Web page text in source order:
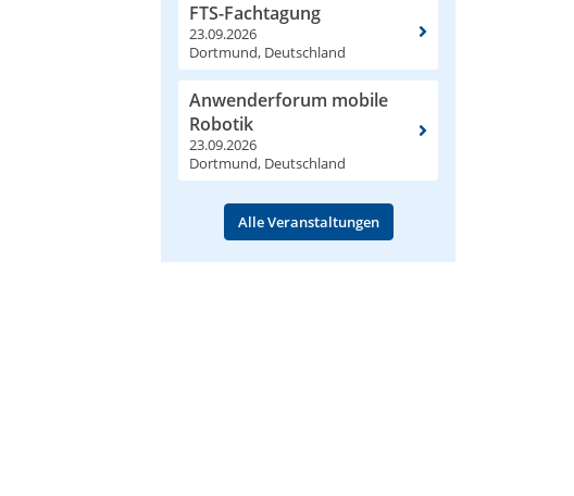
FTS-Fachtagung
23.09.2026
Dortmund, Deutschland
Anwenderforum mobile
Robotik
23.09.2026
Dortmund, Deutschland
Alle Veranstaltungen